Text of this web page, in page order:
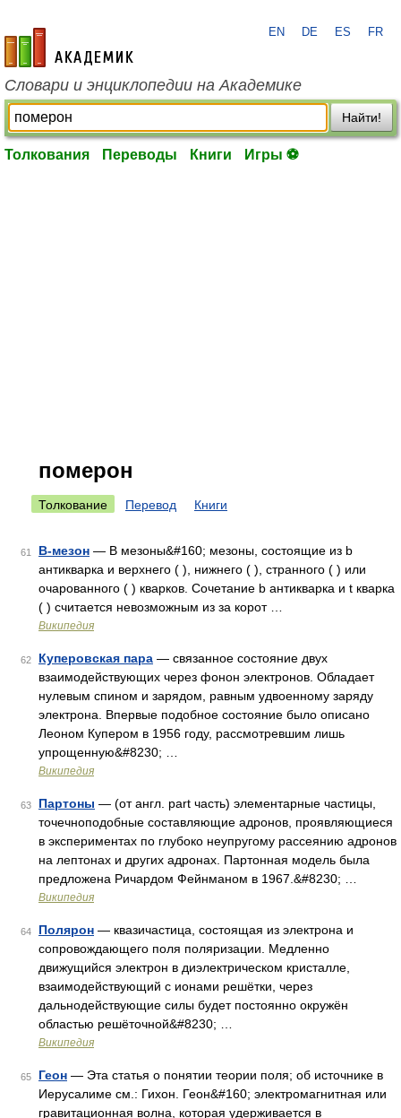
academic.ru
EN DE ES FR
Словари и энциклопедии на Академике
Найти!
Толкования Переводы Книги Игры ⚽
померон
Толкование Перевод Книги
61 B-мезон — B мезоны&#160; мезоны, состоящие из b
антикварка и верхнего ( ), нижнего ( ), странного ( ) или
очарованного ( ) кварков. Сочетание b антикварка и t кварка
( ) считается невозможным из за корот …
Википедия
62 Куперовская пара — связанное состояние двух
взаимодействующих через фонон электронов. Обладает
нулевым спином и зарядом, равным удвоенному заряду
электрона. Впервые подобное состояние было описано
Леоном Купером в 1956 году, рассмотревшим лишь
упрощенную&#8230; …
Википедия
63 Партоны — (от англ. part часть) элементарные частицы,
точечноподобные составляющие адронов, проявляющиеся
в экспериментах по глубоко неупругому рассеянию адронов
на лептонах и других адронах. Партонная модель была
предложена Ричардом Фейнманом в 1967.&#8230; …
Википедия
64 Полярон — квазичастица, состоящая из электрона и
сопровождающего поля поляризации. Медленно
движущийся электрон в диэлектрическом кристалле,
взаимодействующий с ионами решётки, через
дальнодействующие силы будет постоянно окружён
областью решёточной&#8230; …
Википедия
65 Геон — Эта статья о понятии теории поля; об источнике в
Иерусалиме см.: Гихон. Геон&#160; электромагнитная или
гравитационная волна, которая удерживается в